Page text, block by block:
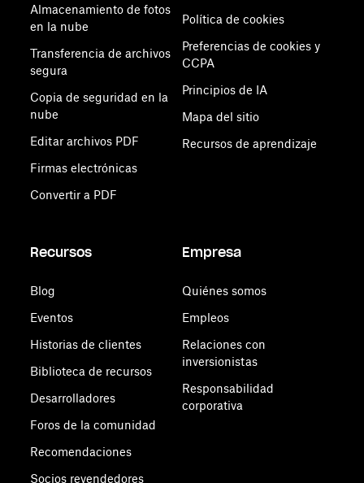
Almacenamiento de fotos
en la nube
Transferencia de archivos
segura
Copia de seguridad en la
nube
Editar archivos PDF
Firmas electrónicas
Convertir a PDF
Política de cookies
Preferencias de cookies y
CCPA
Principios de IA
Mapa del sitio
Recursos de aprendizaje
Recursos
Blog
Eventos
Historias de clientes
Biblioteca de recursos
Desarrolladores
Foros de la comunidad
Recomendaciones
Socios revendedores
Empresa
Quiénes somos
Empleos
Relaciones con
inversionistas
Responsabilidad
corporativa